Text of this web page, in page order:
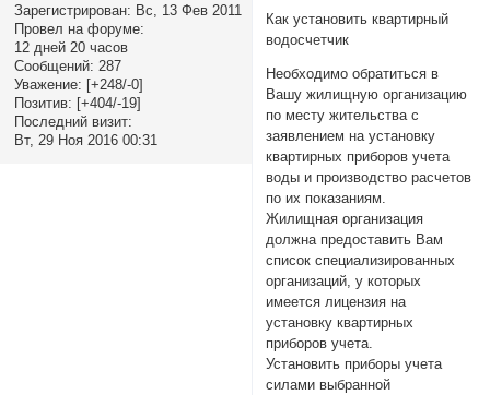
Зарегистрирован: Вс, 13 Фев 2011
Провел на форуме:
12 дней 20 часов
Сообщений: 287
Уважение: [+248/-0]
Позитив: [+404/-19]
Последний визит:
Вт, 29 Ноя 2016 00:31
Как установить квартирный
водосчетчик
Необходимо обратиться в
Вашу жилищную организацию
по месту жительства с
заявлением на установку
квартирных приборов учета
воды и производство расчетов
по их показаниям.
Жилищная организация
должна предоставить Вам
список специализированных
организаций, у которых
имеется лицензия на
установку квартирных
приборов учета.
Установить приборы учета
силами выбранной